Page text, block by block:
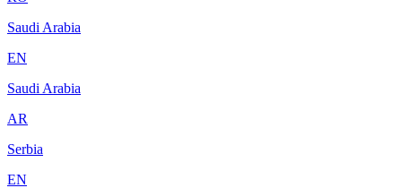
Saudi Arabia
EN
Saudi Arabia
AR
Serbia
EN